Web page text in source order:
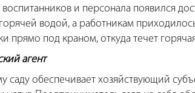
и персонала появился
водой, а работникам
прямо под краном, откуда течет
агент
саду обеспечивает хозяйствующий